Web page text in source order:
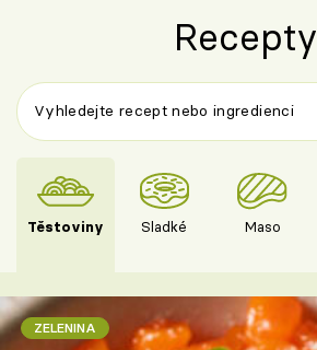
Recepty
Těstoviny Sladké Maso
ZELENINA